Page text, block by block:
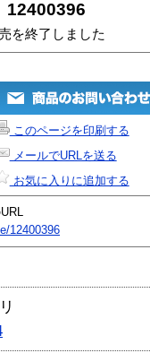
12400396
を終了しました
このページを印刷する
メールでURLを送る
お気に入りに追加する
12400396